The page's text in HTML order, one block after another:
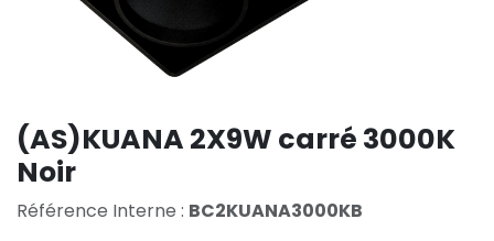
(AS)KUANA 2X9W carré 3000K
Noir
Référence Interne : BC2KUANA3000KB